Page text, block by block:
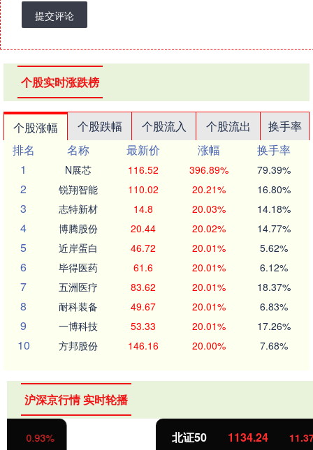
提交评论
个股实时涨跌榜
个股涨幅 个股跌幅 个股流入 个股流出
换手率
排名
名称 最新价 涨幅
换手率
1
N展芯 116.52 396.89% 79.39%
2 锐翔智能 110.02 20.21% 16.80%
3 志特新材 14.8 20.03% 14.18%
4 博腾股份 20.44 20.02% 14.77%
5 近岸蛋白 46.72 20.01% 5.62%
6 毕得医药 61.6 20.01% 6.12%
7 五洲医疗 83.62 20.01% 18.37%
8 耐科装备 49.67 20.01% 6.83%
9 一博科技 53.33 20.01% 17.26%
10 方邦股份 146.16 20.00% 7.68%
沪深京行情 实时轮播
11.37 1.01%